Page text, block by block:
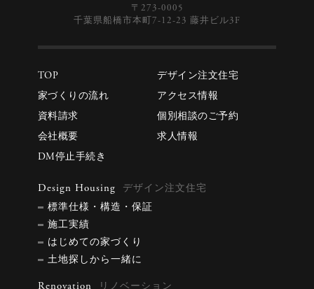
〒273-0005
千葉県船橋市本町7-12-23 藤井ビル3F
TOP デザイン注文住宅
家づくりの流れ アクセス情報
資料請求 個別相談のご予約
会社概要 求人情報
DM停止手続き
Design Housing
デザイン注文住宅
標準仕様・構造・保証
施工実績
はじめての家づくり
土地探しから一緒に
Renovation
リノベーション